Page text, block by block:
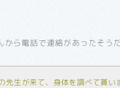
ら電話で連絡があったそうだ
先生が来て、身体を調べて貰い